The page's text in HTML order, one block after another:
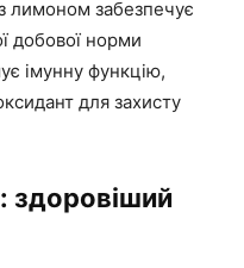
лимоном забезпечує
добової норми
імунну функцію,
для захисту
здоровіший